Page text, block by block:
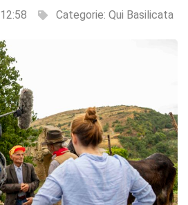
12:58 Categorie: Qui Basilicata